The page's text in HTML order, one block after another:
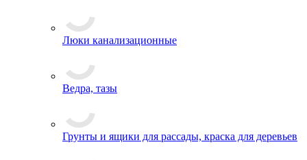
Люки канализационные
Ведра, тазы
Грунты и ящики для рассады, краска для деревьев